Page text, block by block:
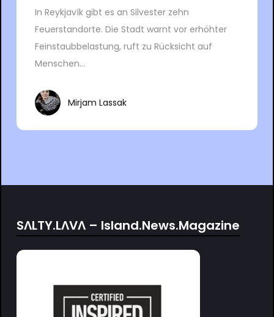
In Reykjavík gibt es an Silvester zehn
Feuerstandorte. Die Stadt warnt vor erhöhter
Feinstaubbelastung, ruft zu Rücksicht auf
Menschen...
Mirjam Lassak
SΛLTY.LΛVΛ – Island.News.Magazine